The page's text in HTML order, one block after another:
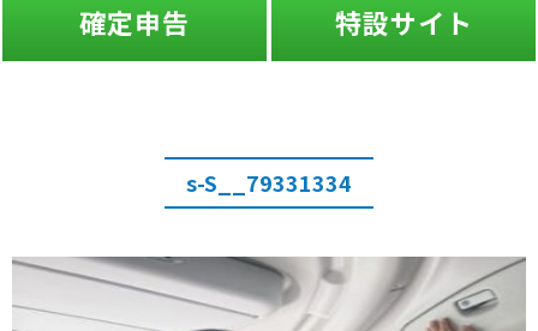
確定申告 特設サイト
s-S__79331334